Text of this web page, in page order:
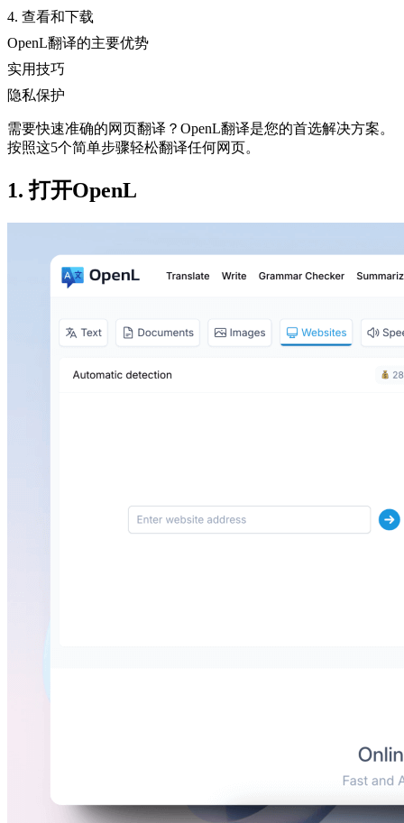
4. 查看和下载
OpenL翻译的主要优势
实用技巧
隐私保护
需要快速准确的网页翻译？OpenL翻译是您的首选解决方案。
按照这5个简单步骤轻松翻译任何网页。
1. 打开OpenL